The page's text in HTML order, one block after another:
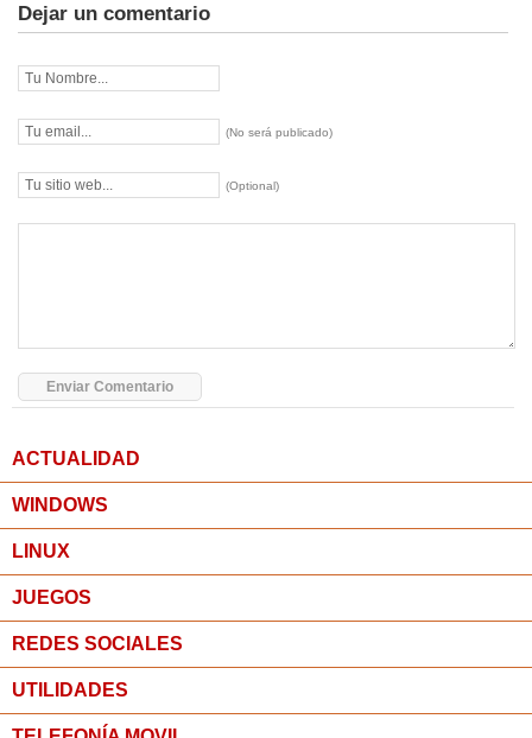
Dejar un comentario
(No será publicado)
(Optional)
ACTUALIDAD
WINDOWS
LINUX
JUEGOS
REDES SOCIALES
UTILIDADES